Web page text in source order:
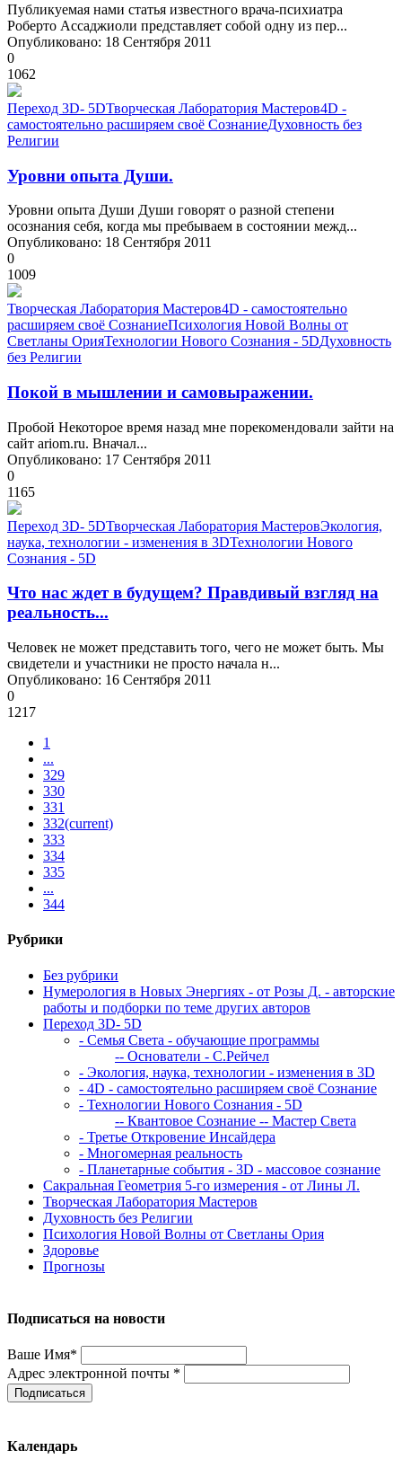
Публикуемая нами статья известного врача-психиатра
Рoберто Ассаджиоли представляет собой одну из пер...
Опубликовано: 18 Сентября 2011
0
1062
Переход 3D- 5DТворческая Лаборатория Мастеров4D -
самостоятельно расширяем своё СознаниеДуховность без
Религии
Уровни опыта Души.
Уровни опыта Души Души говорят о разной степени
осознания себя, когда мы пребываем в состоянии межд...
Опубликовано: 18 Сентября 2011
0
1009
Творческая Лаборатория Мастеров4D - самостоятельно
расширяем своё СознаниеПсихология Новой Волны от
Светланы ОрияТехнологии Нового Сознания - 5DДуховность
без Религии
Покой в мышлении и самовыражении.
Пробой Некоторое время назад мне порекомендовали зайти на
сайт ariom.ru. Вначал...
Опубликовано: 17 Сентября 2011
0
1165
Переход 3D- 5DТворческая Лаборатория МастеровЭкология,
наука, технологии - изменения в 3DТехнологии Нового
Сознания - 5D
Что нас ждет в будущем? Правдивый взгляд на
реальность...
Человек не может представить того, чего не может быть. Мы
свидетели и участники не просто начала н...
Опубликовано: 16 Сентября 2011
0
1217
1
...
329
330
331
332(current)
333
334
335
...
344
Рубрики
Без рубрики
Нумерология в Новых Энергиях - от Розы Д. - авторские
работы и подборки по теме других авторов
Переход 3D- 5D
- Семья Света - обучающие программы
-- Основатели - С.Рейчел
- Экология, наука, технологии - изменения в 3D
- 4D - самостоятельно расширяем своё Сознание
- Технологии Нового Сознания - 5D
-- Квантовое Сознание -- Мастер Света
- Третье Откровение Инсайдера
- Многомерная реальность
- Планетарные события - 3D - массовое сознание
Сакральная Геометрия 5-го измерения - от Лины Л.
Творческая Лаборатория Мастеров
Духовность без Религии
Психология Новой Волны от Светланы Ория
Здоровье
Прогнозы
Подписаться на новости
Ваше Имя*
Адрес электронной почты *
Подписаться
Календарь